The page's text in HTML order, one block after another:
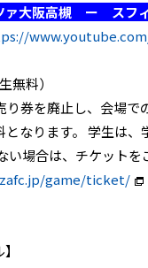
ァ大阪高槻 ー スフ
料）
り券を廃止し、会場
なります。 学生は
い場合は、チケット
game/ticket/